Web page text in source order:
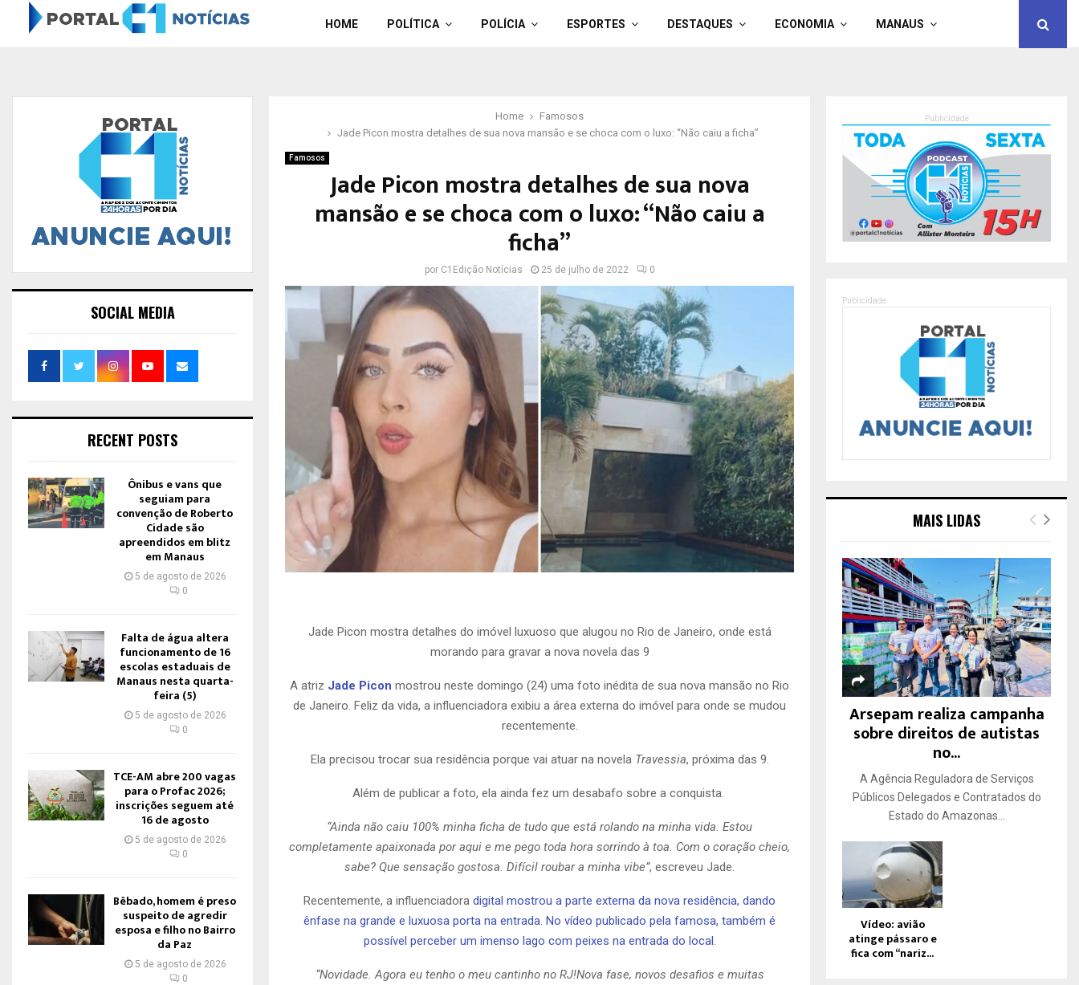
HOME POLÍTICA POLÍCIA ESPORTES DESTAQUES ECONOMIA MANAUS
Home
Famosos
Jade Picon mostra detalhes de sua nova mansão e se choca com o luxo: “Não caiu a ficha”
Famosos
Jade Picon mostra detalhes de sua nova
mansão e se choca com o luxo: “Não caiu a
ficha”
por C1Edição Notícias 25 de julho de 2022 0
Jade Picon mostra detalhes do imóvel luxuoso que alugou no Rio de Janeiro, onde está
morando para gravar a nova novela das 9
A atriz Jade Picon mostrou neste domingo (24) uma foto inédita de sua nova mansão no Rio
de Janeiro. Feliz da vida, a influenciadora exibiu a área externa do imóvel para onde se mudou
recentemente.
Ela precisou trocar sua residência porque vai atuar na novela Travessia, próxima das 9.
Além de publicar a foto, ela ainda fez um desabafo sobre a conquista.
“Ainda não caiu 100% minha ficha de tudo que está rolando na minha vida. Estou
completamente apaixonada por aqui e me pego toda hora sorrindo à toa. Com o coração cheio,
sabe? Que sensação gostosa. Difícil roubar a minha vibe”, escreveu Jade.
Recentemente, a influenciadora digital mostrou a parte externa da nova residência, dando
ênfase na grande e luxuosa porta na entrada. No vídeo publicado pela famosa, também é
possível perceber um imenso lago com peixes na entrada do local.
“Novidade. Agora eu tenho o meu cantinho no RJ!Nova fase, novos desafios e muitas
SOCIAL MEDIA
RECENT POSTS
Ônibus e vans que
seguiam para
convenção de Roberto
Cidade são
apreendidos em blitz
em Manaus
5 de agosto de 2026
0
Falta de água altera
funcionamento de 16
escolas estaduais de
Manaus nesta quarta-
feira (5)
5 de agosto de 2026
0
TCE-AM abre 200 vagas
para o Profac 2026;
inscrições seguem até
16 de agosto
5 de agosto de 2026
0
Bêbado, homem é preso
suspeito de agredir
esposa e filho no Bairro
da Paz
5 de agosto de 2026
0
Publicidade
Publicidade
MAIS LIDAS
Arsepam realiza campanha
sobre direitos de autistas
no...
A Agência Reguladora de Serviços
Públicos Delegados e Contratados do
Estado do Amazonas...
Vídeo: avião
atinge pássaro e
fica com “nariz...